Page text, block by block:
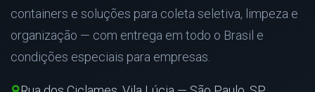
containers e soluções para coleta seletiva, limpeza e
organização — com entrega em todo o Brasil e
condições especiais para empresas.